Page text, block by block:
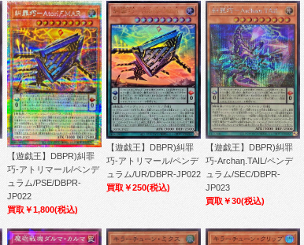
【遊戯王】DBPR)糾罪
巧-アトリマール/ペンデ
ュラム/PSE/DBPR-
JP022
買取￥1,800(税込)
【遊戯王】DBPR)糾罪
巧-アトリマール/ペンデ
ュラム/UR/DBPR-JP022
買取￥250(税込)
【遊戯王】DBPR)糾罪
巧-Archaη.TAIL/ペンデ
ュラム/SEC/DBPR-
JP023
買取￥30(税込)